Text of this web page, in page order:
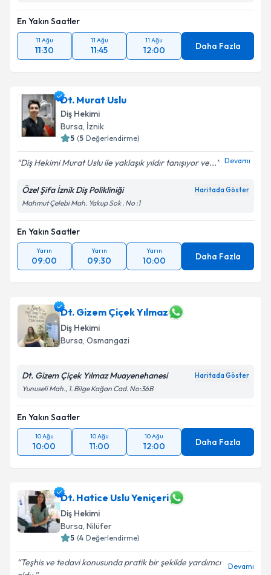
En Yakın Saatler
11 Ağu
11:30
11 Ağu
11:45
11 Ağu
12:00 Daha Fazla
Dt. Murat Uslu
Diş Hekimi
Bursa, İznik
5 (5 Değerlendirme)
Diş Hekimi Murat Uslu ile yaklaşık yıldır tanışıyor ve... Devamı
Özel Şifa İznik Diş Polikliniği Haritada Göster
Mahmut Çelebi Mah. Yakup Sok . No :1
En Yakın Saatler
Yarın
09:00
Yarın
09:30
Yarın
10:00 Daha Fazla
Dt. Gizem Çiçek Yılmaz
Diş Hekimi
Bursa, Osmangazi
Dt. Gizem Çiçek Yılmaz Muayenehanesi Haritada Göster
Yunuseli Mah., 1. Bilge Kağan Cad. No:36B
En Yakın Saatler
10 Ağu
10:00
10 Ağu
11:00
10 Ağu
12:00 Daha Fazla
Dt. Hatice Uslu Yeniçeri
Diş Hekimi
Bursa, Nilüfer
5 (4 Değerlendirme)
Teşhis ve tedavi konusunda pratik bir şekilde yardımcı
Devamı